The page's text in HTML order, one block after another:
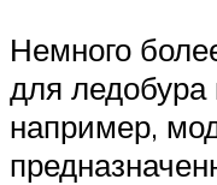
Немного
для ледобура
например,